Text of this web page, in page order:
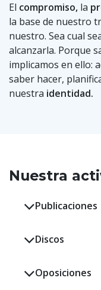
El compromiso, la
la base de nuestro
nuestro. Sea cual
alcanzarla. Porque
implicamos en ello:
saber hacer,
nuestra identidad.
Nuestra
Publicaciones
Discos
Oposiciones